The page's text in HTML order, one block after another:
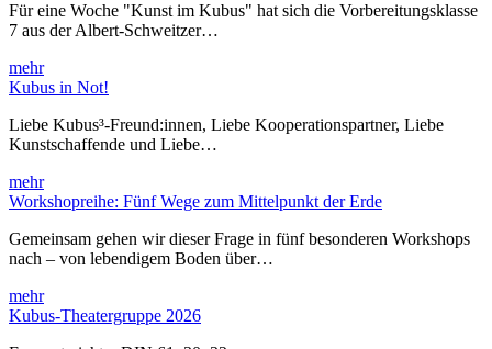
Für eine Woche "Kunst im Kubus" hat sich die Vorbereitungsklasse
7 aus der Albert-Schweitzer…
mehr
Kubus in Not!
Liebe Kubus³-Freund:innen, Liebe Kooperationspartner, Liebe
Kunstschaffende und Liebe…
mehr
Workshopreihe: Fünf Wege zum Mittelpunkt der Erde
Gemeinsam gehen wir dieser Frage in fünf besonderen Workshops
nach – von lebendigem Boden über…
mehr
Kubus-Theatergruppe 2026